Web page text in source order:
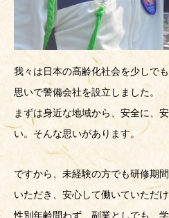
我々は日本の高齢化社会を少しで
思いで警備会社を設立しました。
まずは身近な地域から、安全に、
い。そんな思いがあります。
ですから、未経験の方でも研修期
いただき、安心して働いていただけ
性別年齢問わず、副業としでも、